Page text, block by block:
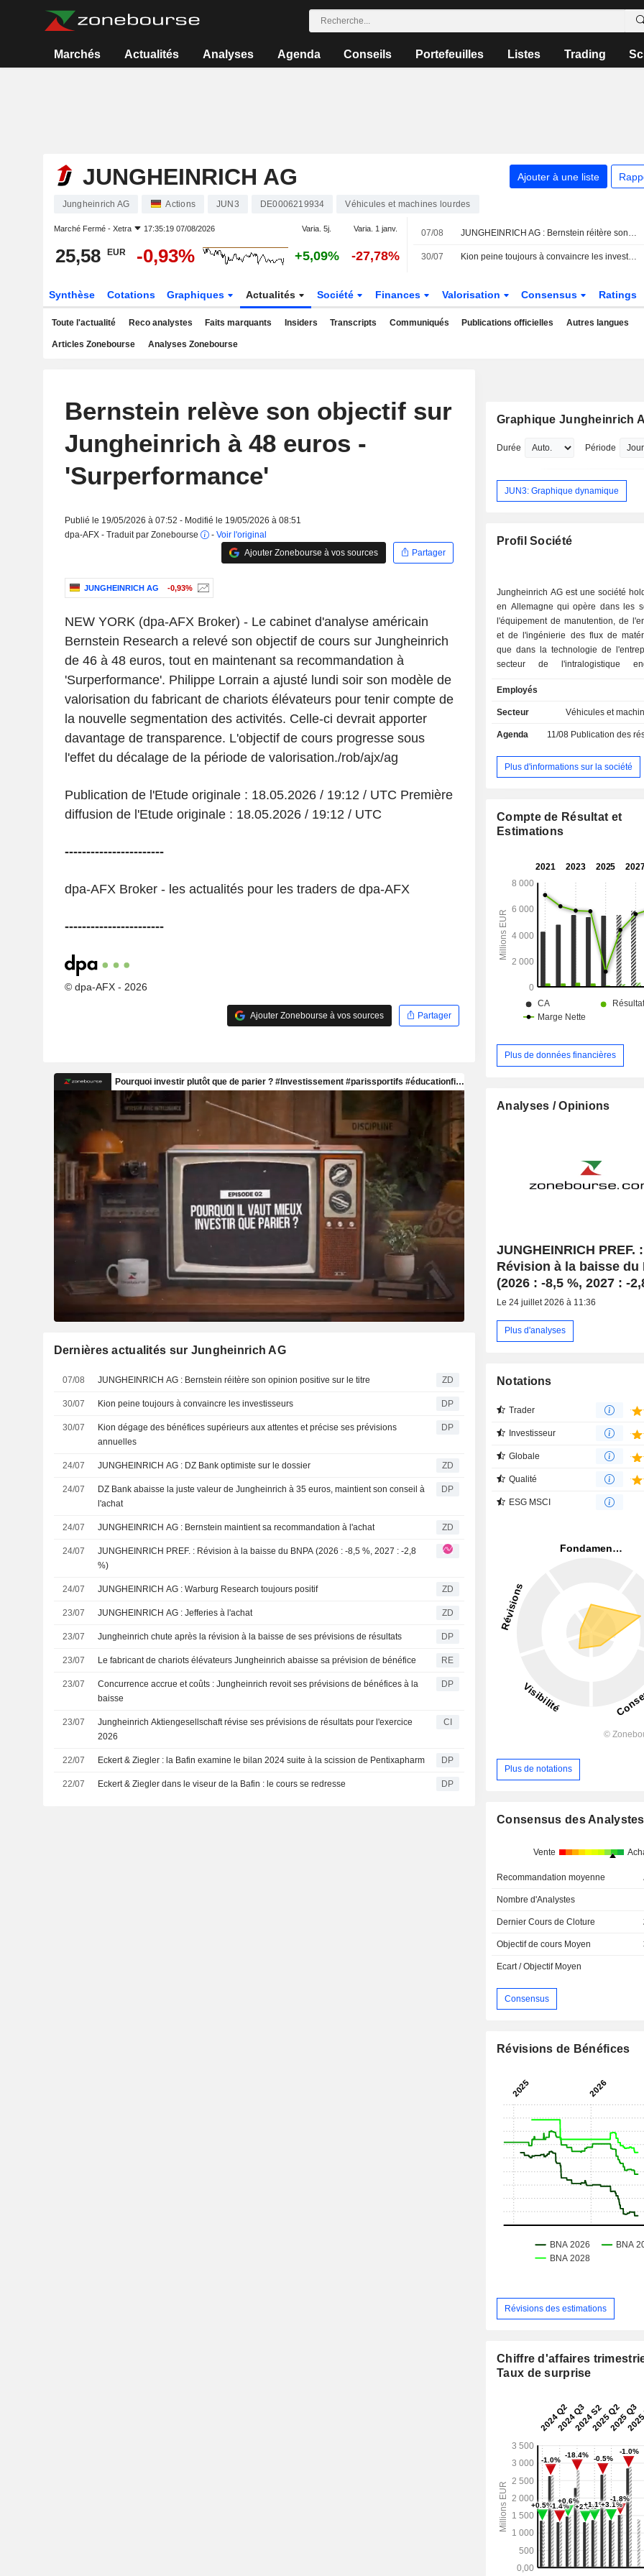
Marchés Actualités Analyses Agenda Conseils Portefeuilles Listes Trading
JUNGHEINRICH AG Ajouter à une liste
Jungheinrich AG Actions JUN3 DE0006219934 Véhicules et machines lourdes
Marché Fermé - Xetra 17:35:19 07/08/2026 Varia. 5j. Varia. 1 janv.
25,58 EUR -0,93% +5,09% -27,78%
07/08 JUNGHEINRICH AG : Bernstein réitère son opinion positive sur le titre
30/07 Kion peine toujours à convaincre les investisseurs
Synthèse Cotations Graphiques Actualités Société Finances Valorisation Consensus Ratings
Toute l'actualité Reco analystes Faits marquants Insiders Transcripts Communiqués Publications officielles Autres langues
Articles Zonebourse Analyses Zonebourse
Bernstein relève son objectif sur
Jungheinrich à 48 euros -
'Surperformance'
Publié le 19/05/2026 à 07:52 - Modifié le 19/05/2026 à 08:51
dpa-AFX - Traduit par Zonebourse
- Voir l'original
Ajouter Zonebourse à vos sources
Partager
JUNGHEINRICH AG -0,93%
NEW YORK (dpa-AFX Broker) - Le cabinet d'analyse américain
Bernstein Research a relevé son objectif de cours sur Jungheinrich
de 46 à 48 euros, tout en maintenant sa recommandation à
'Surperformance'. Philippe Lorrain a ajusté lundi soir son modèle de
valorisation du fabricant de chariots élévateurs pour tenir compte de
la nouvelle segmentation des activités. Celle-ci devrait apporter
davantage de transparence. L'objectif de cours progresse sous
l'effet du décalage de la période de valorisation./rob/ajx/ag
Publication de l'Etude originale : 18.05.2026 / 19:12 / UTC Première
diffusion de l'Etude originale : 18.05.2026 / 19:12 / UTC
-----------------------
dpa-AFX Broker - les actualités pour les traders de dpa-AFX
-----------------------
© dpa-AFX - 2026
Ajouter Zonebourse à vos sources Partager
Dernières actualités sur Jungheinrich AG
07/08 JUNGHEINRICH AG : Bernstein réitère son opinion positive sur le titre ZD
30/07 Kion peine toujours à convaincre les investisseurs DP
30/07
Kion dégage des bénéfices supérieurs aux attentes et précise ses prévisions
annuelles
DP
24/07 JUNGHEINRICH AG : DZ Bank optimiste sur le dossier ZD
24/07
DZ Bank abaisse la juste valeur de Jungheinrich à 35 euros, maintient son conseil à
l'achat
DP
24/07 JUNGHEINRICH AG : Bernstein maintient sa recommandation à l'achat ZD
24/07
JUNGHEINRICH PREF. : Révision à la baisse du BNPA (2026 : -8,5 %, 2027 : -2,8
%)
24/07 JUNGHEINRICH AG : Warburg Research toujours positif ZD
23/07 JUNGHEINRICH AG : Jefferies à l'achat ZD
23/07 Jungheinrich chute après la révision à la baisse de ses prévisions de résultats DP
23/07 Le fabricant de chariots élévateurs Jungheinrich abaisse sa prévision de bénéfice RE
23/07
Concurrence accrue et coûts : Jungheinrich revoit ses prévisions de bénéfices à la
baisse
DP
23/07
Jungheinrich Aktiengesellschaft révise ses prévisions de résultats pour l'exercice
2026
CI
22/07 Eckert & Ziegler : la Bafin examine le bilan 2024 suite à la scission de Pentixapharm DP
22/07 Eckert & Ziegler dans le viseur de la Bafin : le cours se redresse DP
Graphique Jungheinrich
Durée Période
JUN3: Graphique dynamique
Profil Société
Jungheinrich AG est une société
en Allemagne qui opère dans les
l'équipement de manutention, de
et de l'ingénierie des flux de
que dans la technologie de
secteur de l'intralogistique
location à court terme de
équipements de manutention et
systèmes logistiques, ainsi que la
et les services après-vente, à savoir
la réparation et les pièces
paneuropéennes et le transfert
équipements de manutention et
soutient les unités de vente
secteur de l'intralogistique. La
NTP Forklifts Australia en tant
majoritaire.
Employés
Secteur Véhicules et
Agenda 11/08 Publication des résultats
Plus d'informations sur la société
Compte de Résultat et
Estimations
Plus de données financières
Analyses / Opinions
JUNGHEINRICH PREF. :
Révision à la baisse du
(2026 : -8,5 %, 2027 : -
Le 24 juillet 2026 à 11:36
Plus d'analyses
Notations
Trader
Investisseur
Globale
Qualité
ESG MSCI
Plus de notations
Consensus des Analystes
Vente
Recommandation moyenne
Nombre d'Analystes
Dernier Cours de Cloture
Objectif de cours Moyen
Ecart / Objectif Moyen
Consensus
Révisions de Bénéfices
Révisions des estimations
Chiffre d'affaires
Taux de surprise